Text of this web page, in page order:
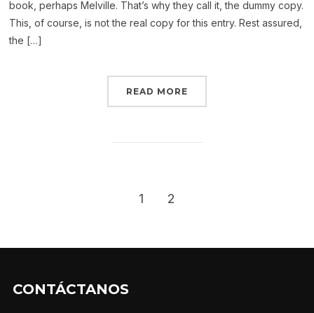
book, perhaps Melville. That’s why they call it, the dummy copy.
This, of course, is not the real copy for this entry. Rest assured,
the […]
READ MORE
1 2
CONTÁCTANOS